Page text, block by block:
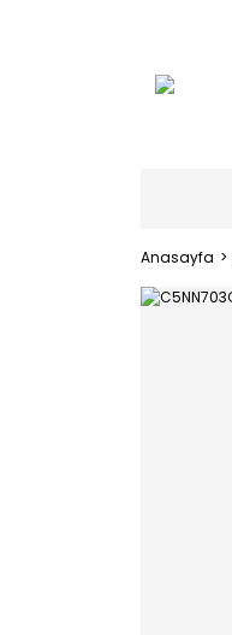
Anasayfa